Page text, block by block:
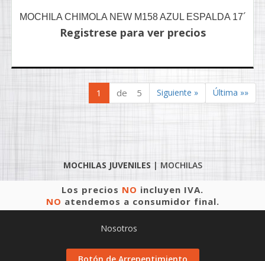
MOCHILA CHIMOLA NEW M158 AZUL ESPALDA 17´
Registrese para ver precios
1 de 5 Siguiente » Última »»
MOCHILAS JUVENILES | MOCHILAS
Los precios NO incluyen IVA.
NO atendemos a consumidor final.
Nosotros